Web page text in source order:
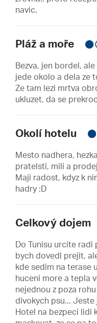
navic.
Pláž a moře
Bezva, jen bordel,
jede okolo a dela ze
Ze tam lezi mrtva
ukluzet, da se
Okolí hotelu
Mesto nadhera,
pratelsti, mili a
Maji radost, kdyz k
hadry :D
Celkový dojem
Do Tunisu urcite radi
bych dovedl prejit,
kde sedim na terase
huceni more a tepla
nejednou z poza
divokych psu...
Hotel na bezpeci lidi